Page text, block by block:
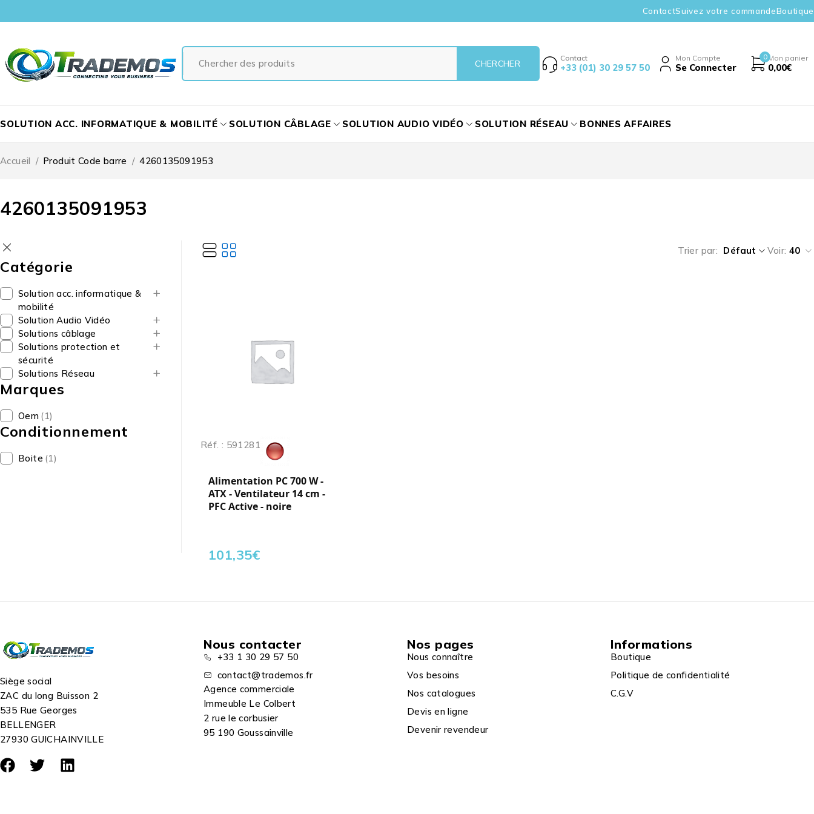
ContactSuivez votre commandeBoutique
Contact
+33 (01) 30 29 57 50
Mon Compte
Se Connecter
0 Mon panier
0,00€
SOLUTION ACC. INFORMATIQUE & MOBILITÉ SOLUTION CÂBLAGE SOLUTION AUDIO VIDÉO SOLUTION RÉSEAU BONNES AFFAIRES
4260135091953
Accueil / Produit Code barre / 4260135091953
Catégorie
Solution acc. informatique &
mobilité
Solution Audio Vidéo
Solutions câblage
Solutions protection et
sécurité
Solutions Réseau
Marques
Oem (1)
Conditionnement
Boite (1)
Trier par Défaut Voir: 40
Réf. : 591281
Alimentation PC 700 W -
ATX - Ventilateur 14 cm -
PFC Active - noire
101,35€
Siège social
ZAC du long Buisson 2
535 Rue Georges
BELLENGER
27930 GUICHAINVILLE
Nous contacter
+33 1 30 29 57 50
contact@trademos.fr
Agence commerciale
Immeuble Le Colbert
2 rue le corbusier
95 190 Goussainville
Nos pages
Nous connaître
Vos besoins
Nos catalogues
Devis en ligne
Devenir revendeur
Informations
Boutique
Politique de confidentialité
C.G.V